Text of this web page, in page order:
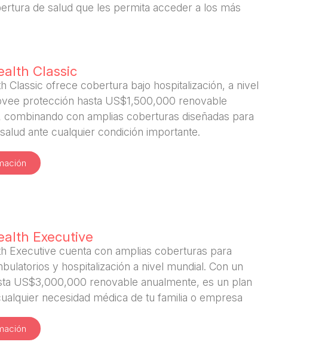
de salud que les permita acceder a los más
Classic
Classic ofrece cobertura bajo hospitalización, a nivel
protección hasta US$1,500,000 renovable
combinando con amplias coberturas diseñadas para
ante cualquier condición importante.
Executive
Executive cuenta con amplias coberturas para
y hospitalización a nivel mundial. Con un
US$3,000,000 renovable anualmente, es un plan
necesidad médica de tu familia o empresa